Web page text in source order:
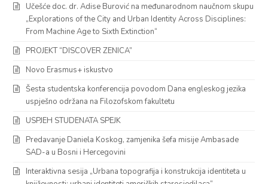
Učešće doc. dr. Adise Burović na međunarodnom naučnom skupu
„Explorations of the City and Urban Identity Across Disciplines:
From Machine Age to Sixth Extinction“
PROJEKT “DISCOVER ZENICA”
Novo Erasmus+ iskustvo
Šesta studentska konferencija povodom Dana engleskog jezika
uspješno održana na Filozofskom fakultetu
USPJEH STUDENATA SPEJK
Predavanje Daniela Koskog, zamjenika šefa misije Ambasade
SAD-a u Bosni i Hercegovini
Interaktivna sesija „Urbana topografija i konstrukcija identiteta u